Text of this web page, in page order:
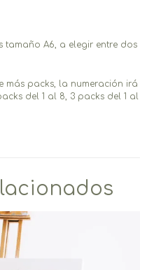
tamaño A6, a elegir entre dos
más packs, la numeración irá
del 1 al 8, 3 packs del 1 al